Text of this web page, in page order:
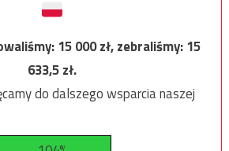
15 000zł, zebraliśmy:15
633,5zł.
do dalszego wsparcia naszej